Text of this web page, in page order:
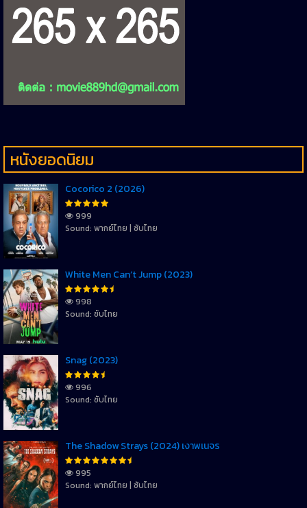
หนังยอดนิยม
Cocorico 2 (2026)
999
Sound: พากย์ไทย | ซับไทย
White Men Can’t Jump (2023)
998
Sound: ซับไทย
Snag (2023)
996
Sound: ซับไทย
The Shadow Strays (2024) เงาพเนจร
995
Sound: พากย์ไทย | ซับไทย